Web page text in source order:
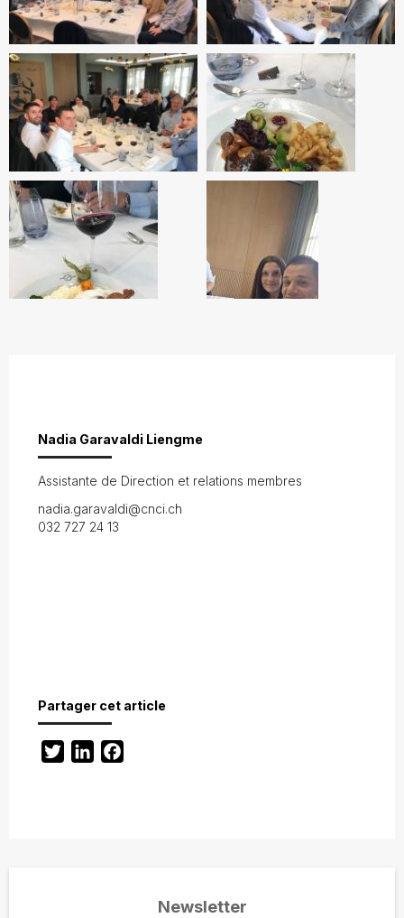
Nadia Garavaldi Liengme
Assistante de Direction et relations membres
nadia.garavaldi@cnci.ch
032 727 24 13
Partager cet article
TwitterLinkedIn
Newsletter